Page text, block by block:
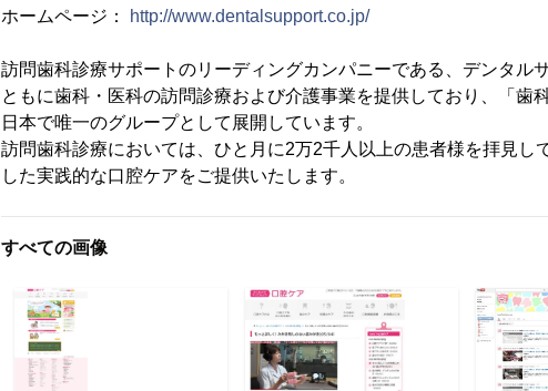
ホームページ：
http://www.dentalsupport.co.jp/
訪問歯科診療サポートのリーディングカンパニーである、デンタル
ともに歯科・医科の訪問診療および介護事業を提供しており、「歯
日本で唯一のグループとして展開しています。
訪問歯科診療においては、ひと月に2万2千人以上の患者様を拝見し
した実践的な口腔ケアをご提供いたします。
すべての画像